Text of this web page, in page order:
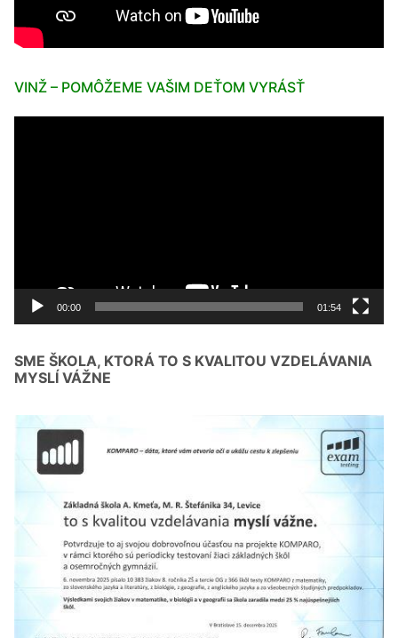
VINŽ – POMÔŽEME VAŠIM DEŤOM VYRÁSŤ
00:00 01:54
SME ŠKOLA, KTORÁ TO S KVALITOU VZDELÁVANIA
MYSLÍ VÁŽNE